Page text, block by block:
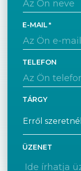
E-MAIL
TELEFON
TÁRGY
ÜZENET